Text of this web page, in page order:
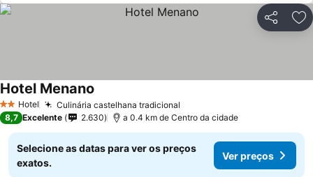
Partilhar
2 Estrelas
Hotel Culinária castelhana tradicional
Hotel Menano
8,7 Excelente 2.630 a 0.4 km de Centro da cidade
Selecione as datas para ver os preços
exatos.
Ver preços